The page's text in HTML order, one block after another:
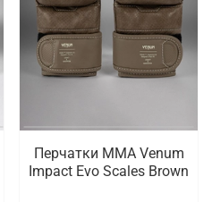
Перчатки ММА Venum
Impact Evo Scales Brown